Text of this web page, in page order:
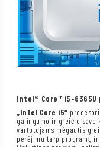
Intel® Core™ i5-8365U
„Intel Core i5“
galingumo ir greičio savo
vartotojams mėgautis
perėjimu tarp programų